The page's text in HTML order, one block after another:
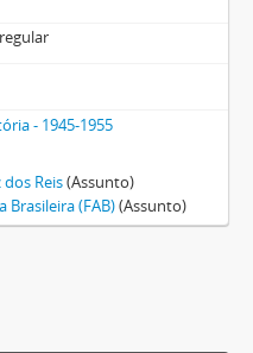
- 1945-1955
dos Reis(Assunto)
Brasileira (FAB)(Assunto)